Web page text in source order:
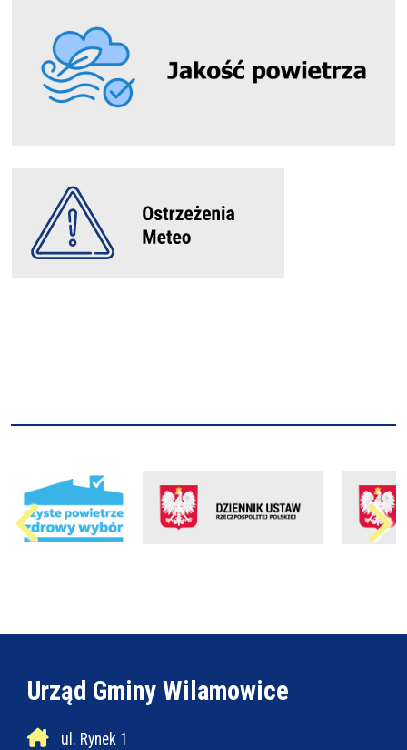
Urząd Gminy Wilamowice
ul. Rynek 1